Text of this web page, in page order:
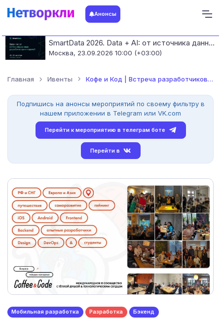
Анонсы
SmartData 2026. Data + AI: от источника данных до работающих моделей
Москва, 23.09.2026 10:00 (+03:00)
Главная Ивенты Кофе и Код | Встреча разработчиков и айтишников (Android-разр...
Подпишись на анонсы мероприятий по своему фильтру в
нашем приложении в Telegram или VK.com
Перейти к мероприятию в телеграм боте
Перейти в
Мобильная разработка Разработка Бэкенд